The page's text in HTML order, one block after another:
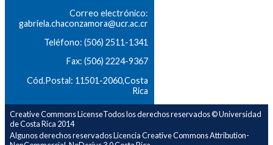
Correo electrónico:
gabriela.chaconzamora@ucr.ac.cr
Teléfono: (506) 2511-1341
Fax: (506) 2224-9367
Cód.Postal: 11501-2060,Costa
Rica
Creative Commons LicenseTodos los derechos reservados © Universidad
de Costa Rica 2014
Algunos derechos reservados Licencia Creative Commons Attribution-